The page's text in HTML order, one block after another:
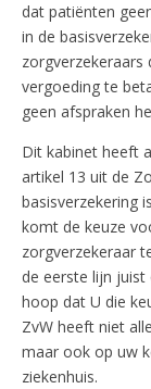
dat patiënten
in de
vergoeding te
geen afspraken
Dit kabinet heeft
artikel 13 uit de
basisverzekering
komt de keuze
zorgverzekeraar
de eerste lijn juist
hoop dat U die
ZvW heeft niet
maar ook op uw
ziekenhuis.